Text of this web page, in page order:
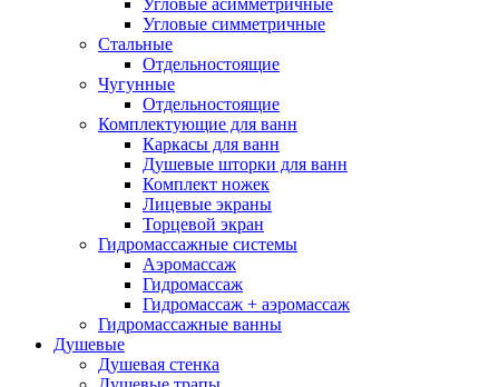
Комплекты (подвесное биде +
инсталляция)(4)
Умывальники и раковины
Врезные(1)
Накладные
Настенные и подвесные
На пьедесталах(7)
Унитазы(118)
Комплектующие
Инсталляции для унитазов
Комплекты (подвесной унитаз +
инсталляция)
Комплекты (приставной унитаз +
инсталляция)(4)
Напольные
Приставные
Смесители(166)
Угловые симметричные
Стальные
Отдельностоящие
Чугунные
Отдельностоящие
Комплектующие для ванн
Каркасы для ванн
Душевые шторки для ванн
Комплект ножек
Лицевые экраны
Торцевой экран
Гидромассажные системы
Аэромассаж
Гидромассаж
Гидромассаж + аэромассаж
Гидромассажные ванны
Душевые
Душевая стенка